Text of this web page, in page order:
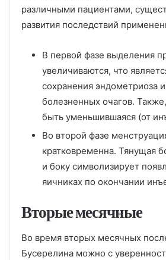
различными пациентами,
развития последствий
В первой фазе выделения
увеличиваются, что
сохранения эндометриоза
болезненных очагов.
быть уменьшившаяся (от
Во второй фазе
кратковременна. Тянущая
и боку символизирует
яичниках по окончании
Вторые месячные
Во время вторых месячных
Бусерелина можно с